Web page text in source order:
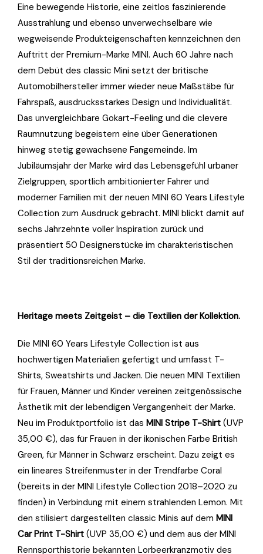
Eine bewegende Historie, eine zeitlos faszinierende
Ausstrahlung und ebenso unverwechselbare wie
wegweisende Produkteigenschaften kennzeichnen den
Auftritt der Premium-Marke MINI. Auch 60 Jahre nach
dem Debüt des classic Mini setzt der britische
Automobilhersteller immer wieder neue Maßstäbe für
Fahrspaß, ausdrucksstarkes Design und Individualität.
Das unvergleichbare Gokart-Feeling und die clevere
Raumnutzung begeistern eine über Generationen
hinweg stetig gewachsene Fangemeinde. Im
Jubiläumsjahr der Marke wird das Lebensgefühl urbaner
Zielgruppen, sportlich ambitionierter Fahrer und
moderner Familien mit der neuen MINI 60 Years Lifestyle
Collection zum Ausdruck gebracht. MINI blickt damit auf
sechs Jahrzehnte voller Inspiration zurück und
präsentiert 50 Designerstücke im charakteristischen
Stil der traditionsreichen Marke.
Heritage meets Zeitgeist – die Textilien der Kollektion.
Die MINI 60 Years Lifestyle Collection ist aus
hochwertigen Materialien gefertigt und umfasst T-
Shirts, Sweatshirts und Jacken. Die neuen MINI Textilien
für Frauen, Männer und Kinder vereinen zeitgenössische
Ästhetik mit der lebendigen Vergangenheit der Marke.
Neu im Produktportfolio ist das MINI Stripe T-Shirt (UVP
35,00 €), das für Frauen in der ikonischen Farbe British
Green, für Männer in Schwarz erscheint. Dazu zeigt es
ein lineares Streifenmuster in der Trendfarbe Coral
(bereits in der MINI Lifestyle Collection 2018–2020 zu
finden) in Verbindung mit einem strahlenden Lemon. Mit
den stilisiert dargestellten classic Minis auf dem MINI
Car Print T-Shirt (UVP 35,00 €) und dem aus der MINI
Rennsporthistorie bekannten Lorbeerkranzmotiv des